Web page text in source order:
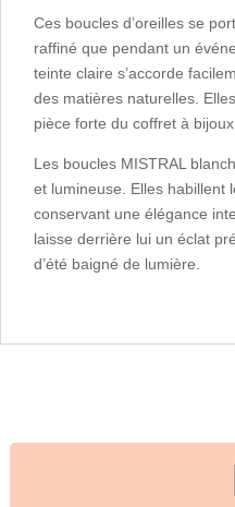
Ces boucles d’oreilles se
raffiné que pendant un
teinte claire s’accorde
des matières naturelles.
pièce forte du coffret à bijoux.
Les boucles MISTRAL
et lumineuse. Elles habillent
conservant une élégance
laisse derrière lui un éclat
d’été baigné de lumière.